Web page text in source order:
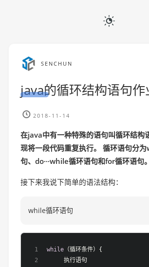
SENCHUN
java的循环结构语句作
2018-11-14
在java中有一种特殊的语句叫循环结构
现将一段代码重复执行。 循环语句分
句、do···while循环语句和for循环语句。
接下来我说下简单的语法结构：
while循环语句
while （循环条件）{
     执行语句